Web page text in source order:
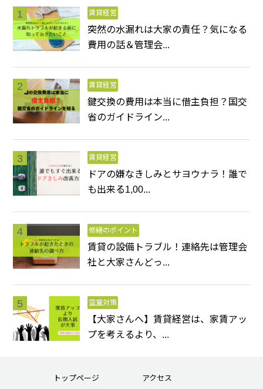
賃貸経営
突然の水漏れは大家の責任？気になる
費用の話＆管理会...
賃貸経営
鍵交換の費用は本当に借主負担？国交
省のガイドライン...
賃貸経営
ドアの嫌なきしみとサヨウナラ！誰で
も出来る1,00...
修繕のポイント
賃貸の設備トラブル！連絡先は管理会
社と大家さんどっ...
空室対策
【大家さんへ】賃貸経営は、家賃アッ
プを考えるより、...
トップページ アクセス